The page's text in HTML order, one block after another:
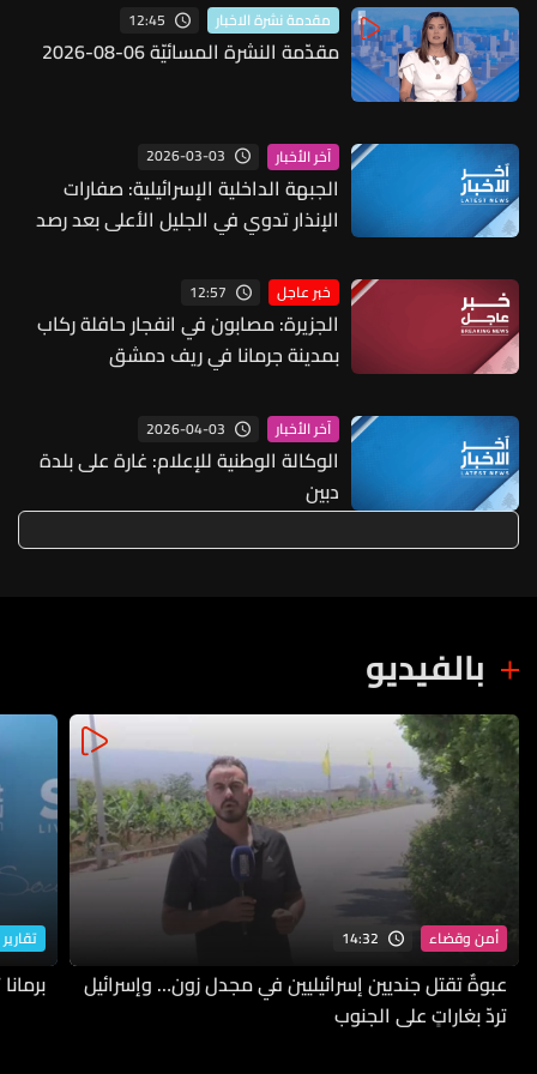
مقدمة نشرة الاخبار 12:45
مقدّمة النشرة المسائيّة 06-08-2026
آخر الأخبار 2026-03-03
الجبهة الداخلية الإسرائيلية: صفارات
الإنذار تدوي في الجليل الأعلى بعد رصد
خبر عاجل 12:57
الجزيرة: مصابون في انفجار حافلة ركاب
بمدينة جرمانا في ريف دمشق
آخر الأخبار 2026-04-03
الوكالة الوطنية للإعلام: غارة على بلدة
دبين
بالفيديو
أمن وقضاء 14:32
عبوةٌ تقتل جنديين إسرائيليين في مجدل زون… وإسرائيل
تردّ بغاراتٍ على الجنوب